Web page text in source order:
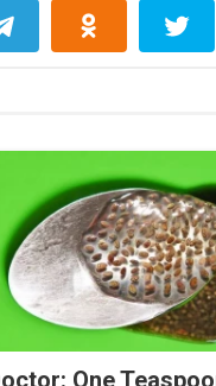
One